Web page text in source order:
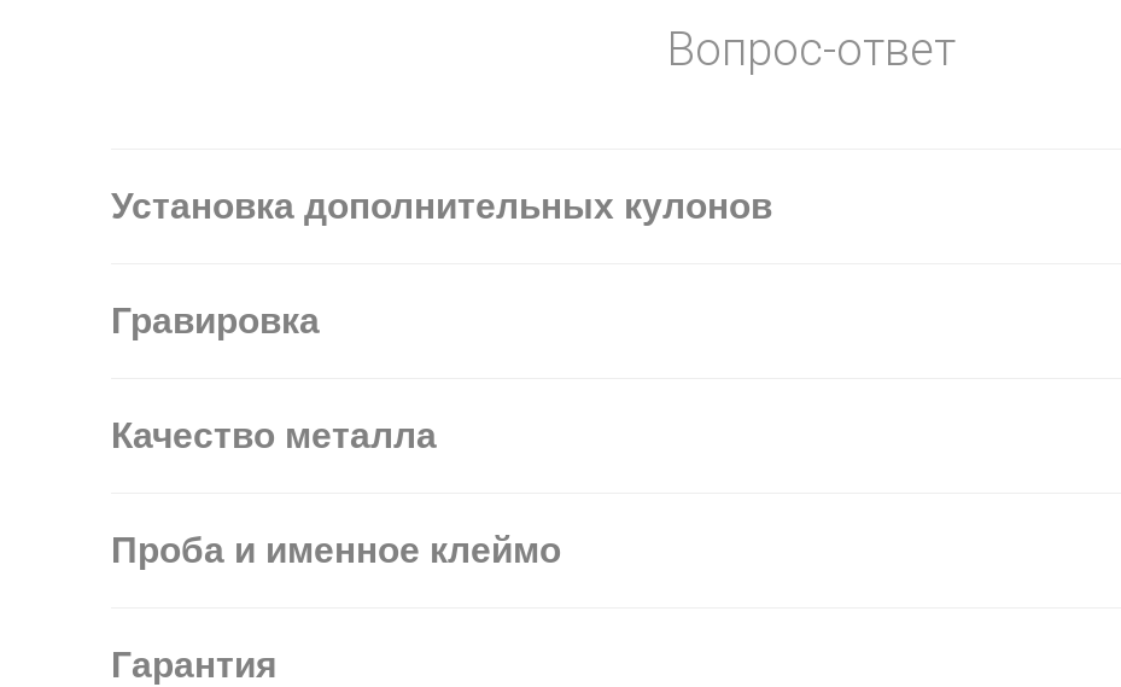
Вопрос-ответ
Установка дополнительных кулонов
Гравировка
Качество металла
Проба и именное клеймо
Гарантия